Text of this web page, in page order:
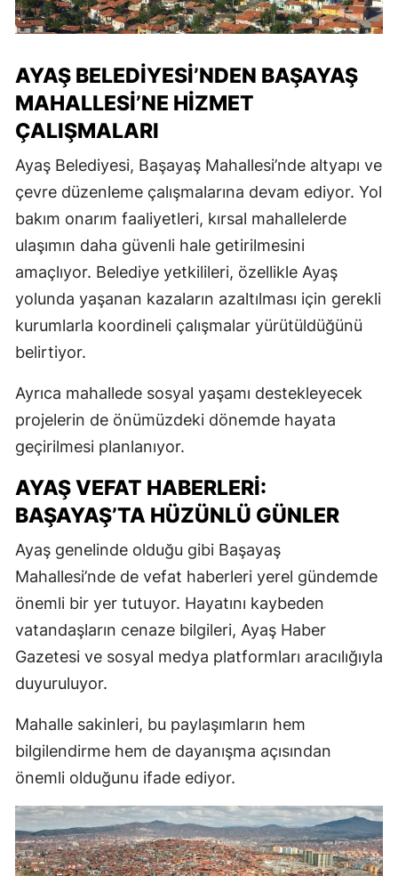
AYAŞ BELEDIYESI’NDEN BAŞAYAŞ
MAHALLESI’NE HIZMET
ÇALIŞMALARI
Ayaş Belediyesi, Başayaş Mahallesi’nde altyapı ve
çevre düzenleme çalışmalarına devam ediyor. Yol
bakım onarım faaliyetleri, kırsal mahallelerde
ulaşımın daha güvenli hale getirilmesini
amaçlıyor. Belediye yetkilileri, özellikle Ayaş
yolunda yaşanan kazaların azaltılması için gerekli
kurumlarla koordineli çalışmalar yürütüldüğünü
belirtiyor.
Ayrıca mahallede sosyal yaşamı destekleyecek
projelerin de önümüzdeki dönemde hayata
geçirilmesi planlanıyor.
AYAŞ VEFAT HABERLERI:
BAŞAYAŞ’TA HÜZÜNLÜ GÜNLER
Ayaş genelinde olduğu gibi Başayaş
Mahallesi’nde de vefat haberleri yerel gündemde
önemli bir yer tutuyor. Hayatını kaybeden
vatandaşların cenaze bilgileri, Ayaş Haber
Gazetesi ve sosyal medya platformları aracılığıyla
duyuruluyor.
Mahalle sakinleri, bu paylaşımların hem
bilgilendirme hem de dayanışma açısından
önemli olduğunu ifade ediyor.